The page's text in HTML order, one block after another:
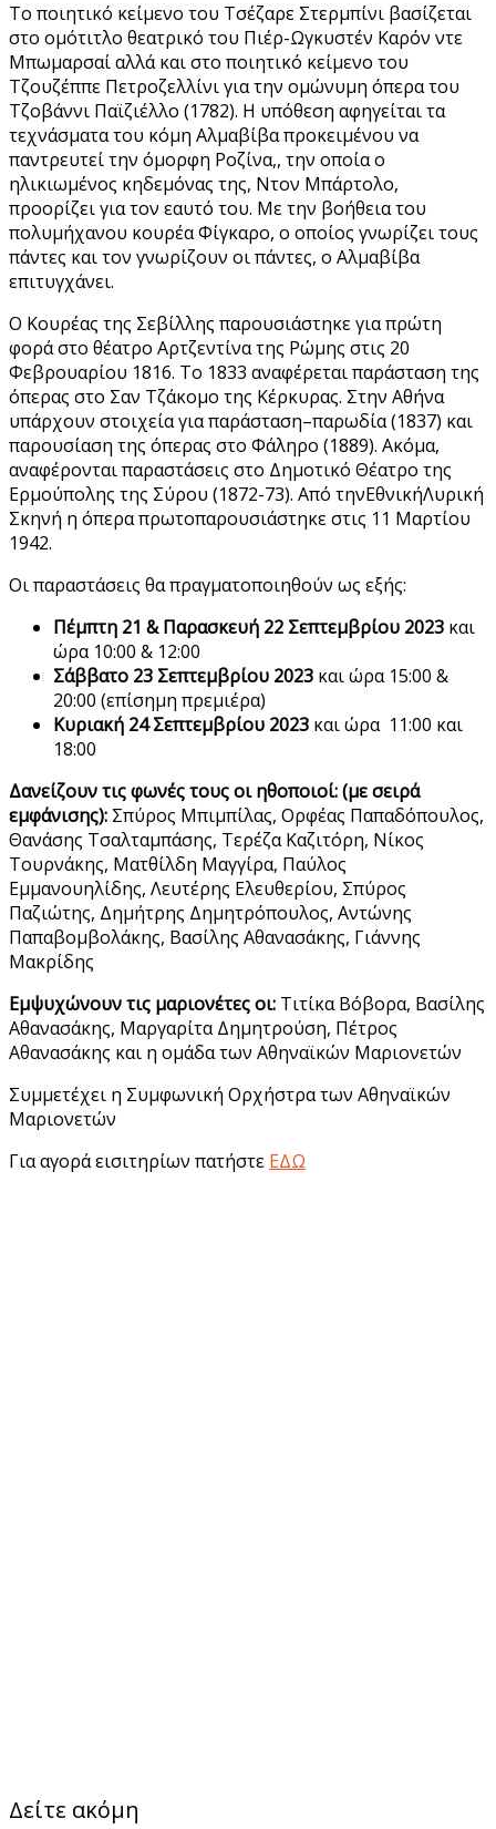
Το ποιητικό κείμενο του Τσέζαρε Στερμπίνι βασίζεται
στο ομότιτλο θεατρικό του Πιέρ-Ωγκυστέν Καρόν ντε
Μπωμαρσαί αλλά και στο ποιητικό κείμενο του
Τζουζέππε Πετροζελλίνι για την ομώνυμη όπερα του
Τζοβάννι Παϊζιέλλο (1782). Η υπόθεση αφηγείται τα
τεχνάσματα του κόμη Αλμαβίβα προκειμένου να
παντρευτεί την όμορφη Ροζίνα,, την οποία ο
ηλικιωμένος κηδεμόνας της, Ντον Μπάρτολο,
προορίζει για τον εαυτό του. Με την βοήθεια του
πολυμήχανου κουρέα Φίγκαρο, ο οποίος γνωρίζει τους
πάντες και τον γνωρίζουν οι πάντες, ο Αλμαβίβα
επιτυγχάνει.
Ο Κουρέας της Σεβίλλης παρουσιάστηκε για πρώτη
φορά στο θέατρο Αρτζεντίνα της Ρώμης στις 20
Φεβρουαρίου 1816. Το 1833 αναφέρεται παράσταση της
όπερας στο Σαν Τζάκομο της Κέρκυρας. Στην Αθήνα
υπάρχουν στοιχεία για παράσταση–παρωδία (1837) και
παρουσίαση της όπερας στο Φάληρο (1889). Ακόμα,
αναφέρονται παραστάσεις στο Δημοτικό Θέατρο της
Ερμούπολης της Σύρου (1872-73). Από τηνΕθνικήΛυρική
Σκηνή η όπερα πρωτοπαρουσιάστηκε στις 11 Μαρτίου
1942.
Οι παραστάσεις θα πραγματοποιηθούν ως εξής:
Πέμπτη 21 & Παρασκευή 22 Σεπτεμβρίου 2023 και
ώρα 10:00 & 12:00
Σάββατο 23 Σεπτεμβρίου 2023 και ώρα 15:00 &
20:00 (επίσημη πρεμιέρα)
Κυριακή 24 Σεπτεμβρίου 2023 και ώρα 11:00 και
18:00
Δανείζουν τις φωνές τους οι ηθοποιοί: (με σειρά
εμφάνισης): Σπύρος Μπιμπίλας, Ορφέας Παπαδόπουλος,
Θανάσης Τσαλταμπάσης, Τερέζα Καζιτόρη, Νίκος
Τουρνάκης, Ματθίλδη Μαγγίρα, Παύλος
Εμμανουηλίδης, Λευτέρης Ελευθερίου, Σπύρος
Παζιώτης, Δημήτρης Δημητρόπουλος, Αντώνης
Παπαβομβολάκης, Βασίλης Αθανασάκης, Γιάννης
Μακρίδης
Εμψυχώνουν τις μαριονέτες οι: Τιτίκα Βόβορα, Βασίλης
Αθανασάκης, Μαργαρίτα Δημητρούση, Πέτρος
Αθανασάκης και η ομάδα των Αθηναϊκών Μαριονετών
Συμμετέχει η Συμφωνική Ορχήστρα των Αθηναϊκών
Μαριονετών
Για αγορά εισιτηρίων πατήστε ΕΔΩ
Δείτε ακόμη